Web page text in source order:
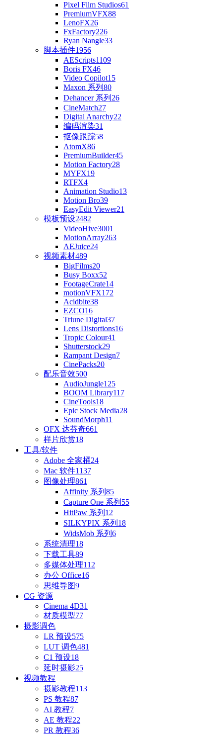
Pixel Film Studios61
PremiumVFX88
LenoFX26
FxFactory226
Ryan Nangle33
脚本插件1956
AEScripts1109
Boris FX46
Video Copilot15
Maxon 系列 80
Dehancer 系列 26
CineMatch27
Digital Anarchy22
编码渲染31
抠像跟踪58
AtomX86
PremiumBuilder45
Motion Factory28
MYFX19
RTFX4
Animation Studio13
Motion Bro39
EasyEdit Viewer21
模板预设2482
VideoHive3001
MotionArray263
AEJuice24
视频素材489
BigFilms20
Busy Boxx52
FootageCrate14
motionVFX172
Acidbite38
EZCO16
Triune Digital37
Lens Distortions16
Tropic Colour41
Shutterstock29
Rampant Design7
CinePacks20
配乐音效500
AudioJungle125
BOOM Library117
CineTools18
Epic Stock Media28
SoundMorph11
OFX 达芬奇661
样片欣赏18
工具/软件
Adobe 全家桶24
Mac 软件1137
图像处理861
Affinity 系列 85
Capture One 系列 55
HitPaw 系列 12
SILKYPIX 系列 18
WidsMob 系列 6
系统清理18
下载工具89
多媒体处理112
办公 Office16
思维导图9
CG 资源
Cinema 4D31
材质模型77
摄影调色
LR 预设575
LUT 调色481
C1 预设18
延时摄影25
视频教程
摄影教程113
PS 教程87
AI 教程7
AE 教程22
PR 教程36